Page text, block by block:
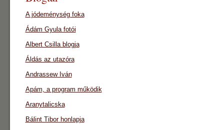
A jódeménység foka
Ádám Gyula fotói
Albert Csilla blogja
Áldás az utazóra
Andrassew Iván
Apám, a program működik
Aranytalicska
Bálint Tibor honlapja